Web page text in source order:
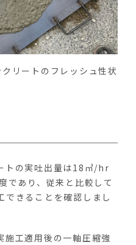
リートのフレッシュ性状
トの実吐出量は18㎥/hr
であり、従来と比較して
できることを確認しまし
施工適用後の一軸圧縮強